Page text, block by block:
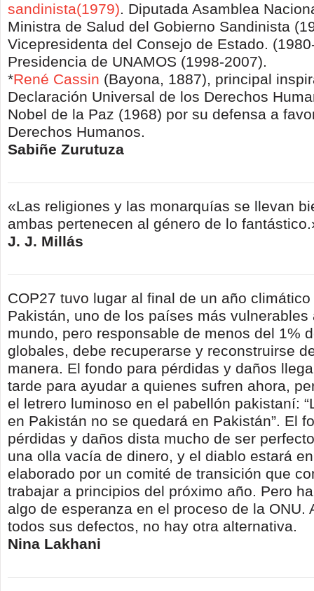
sandinista(1979). Diputada Asamblea
Ministra de Salud del Gobierno Sandinista
Vicepresidenta del Consejo de Estado.
Presidencia de UNAMOS (1998-2007).
*René Cassin (Bayona, 1887), principal
Declaración Universal de los Derechos
Nobel de la Paz (1968) por su defensa a
Derechos Humanos.
Sabiñe Zurutuza
«Las religiones y las monarquías se llevan
ambas pertenecen al género de lo
J. J. Millás
COP27 tuvo lugar al final de un año
Pakistán, uno de los países más vulnerables
mundo, pero responsable de menos del 1%
globales, debe recuperarse y reconstruirse
manera. El fondo para pérdidas y daños
tarde para ayudar a quienes sufren ahora,
el letrero luminoso en el pabellón pakistaní:
en Pakistán no se quedará en Pakistán”. El
pérdidas y daños dista mucho de ser
una olla vacía de dinero, y el diablo estará
elaborado por un comité de transición que
trabajar a principios del próximo año. Pero
algo de esperanza en el proceso de la ONU.
todos sus defectos, no hay otra alternativa.
Nina Lakhani